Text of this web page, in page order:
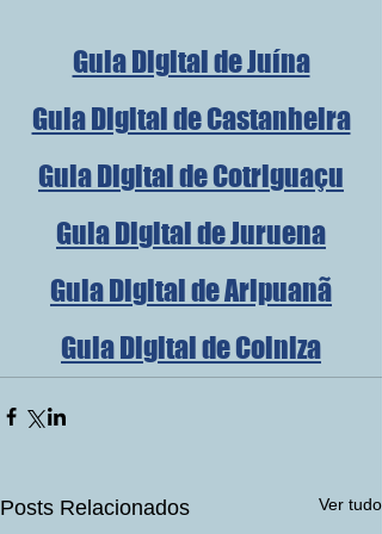
Guia Digital de Juína
Guia Digital de Castanheira
Guia Digital de Cotriguaçu
Guia Digital de Juruena
Guia Digital de Aripuanã
Guia Digital de Colniza
Posts Relacionados Ver tudo